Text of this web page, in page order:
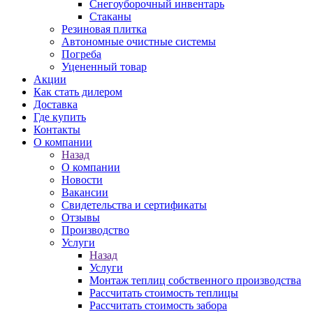
Снегоуборочный инвентарь
Стаканы
Резиновая плитка
Автономные очистные системы
Погреба
Уцененный товар
Акции
Как стать дилером
Доставка
Где купить
Контакты
О компании
Назад
О компании
Новости
Вакансии
Свидетельства и сертификаты
Отзывы
Производство
Услуги
Назад
Услуги
Монтаж теплиц собственного производства
Рассчитать стоимость теплицы
Рассчитать стоимость забора